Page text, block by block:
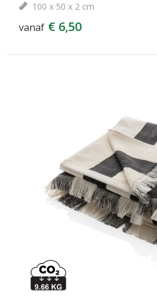
100 x 50 x 2 cm
vanaf € 6,50